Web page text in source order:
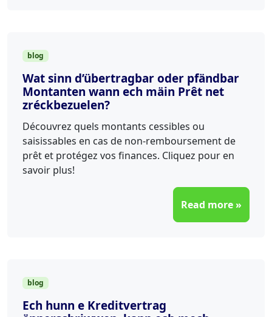
blog
Wat sinn d’übertragbar oder pfändbar
Montanten wann ech mäin Prêt net
zréckbezuelen?
Découvrez quels montants cessibles ou
saisissables en cas de non-remboursement de
prêt et protégez vos finances. Cliquez pour en
savoir plus!
Read more »
blog
Ech hunn e Kreditvertrag